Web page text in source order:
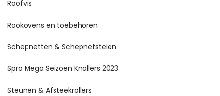
Roofvis
Rookovens en toebehoren
Schepnetten & Schepnetstelen
Spro Mega Seizoen Knallers 2023
Steunen & Afsteekrollers